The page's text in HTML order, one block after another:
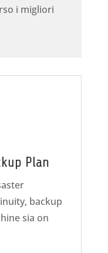
i migliori
Plan
backup
sia on